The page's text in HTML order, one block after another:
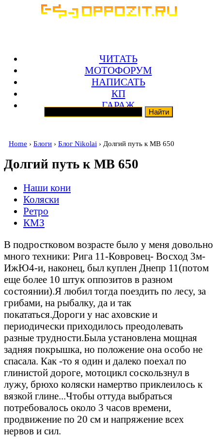
ЧИТАТЬ
МОТОФОРУМ
НАПИСАТЬ
КП
ГАРАЖ
Home › Блоги › Блог Nikolai › Долгий путь к МВ 650
Долгий путь к МВ 650
Наши кони
Коляски
Ретро
КМЗ
В подростковом возрасте было у меня довольно
много техники: Рига 11-Ковровец- Восход 3м-
ИжЮ4-и, наконец, был куплен Днепр 11(потом
еще более 10 штук оппозитов в разном
состоянии).Я любил тогда поездить по лесу, за
грибами, на рыбалку, да и так
покататься.Дороги у нас аховские и
периодически приходилось преодолевать
разные трудности.Была установлена мощная
задняя покрышка, но положение она особо не
спасала. Как -то я один и далеко поехал по
глинистой дороге, мотоцикл соскользнул в
лужу, брюхо коляски намертво приклеилось к
вязкой глине...Чтобы оттуда выбраться
потребовалось около 3 часов времени,
продвижение по 20 см и напряжение всех
нервов и сил.